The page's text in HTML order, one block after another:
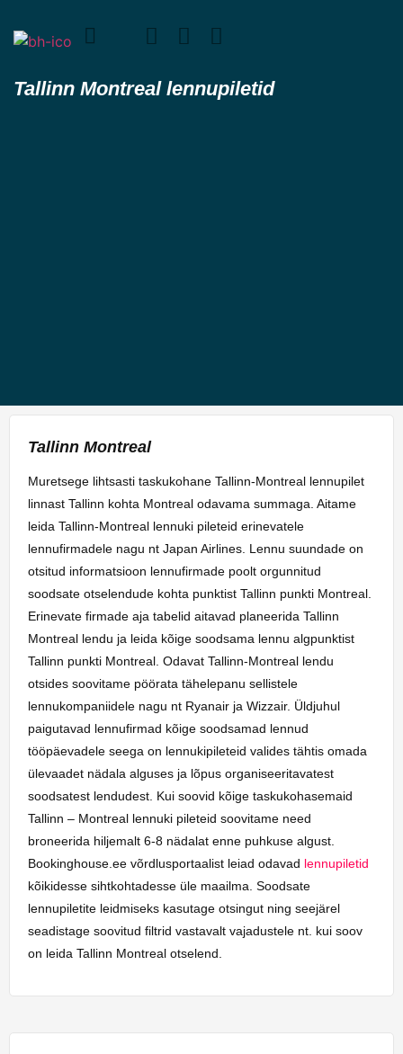
Tallinn Montreal lennupiletid
Tallinn Montreal
Muretsege lihtsasti taskukohane Tallinn-Montreal lennupilet
linnast Tallinn kohta Montreal odavama summaga. Aitame
leida Tallinn-Montreal lennuki pileteid erinevatele
lennufirmadele nagu nt Japan Airlines. Lennu suundade on
otsitud informatsioon lennufirmade poolt orgunnitud
soodsate otselendude kohta punktist Tallinn punkti Montreal.
Erinevate firmade aja tabelid aitavad planeerida Tallinn
Montreal lendu ja leida kõige soodsama lennu algpunktist
Tallinn punkti Montreal. Odavat Tallinn-Montreal lendu
otsides soovitame pöörata tähelepanu sellistele
lennukompaniidele nagu nt Ryanair ja Wizzair. Üldjuhul
paigutavad lennufirmad kõige soodsamad lennud
tööpäevadele seega on lennukipileteid valides tähtis omada
ülevaadet nädala alguses ja lõpus organiseeritavatest
soodsatest lendudest. Kui soovid kõige taskukohasemaid
Tallinn – Montreal lennuki pileteid soovitame need
broneerida hiljemalt 6-8 nädalat enne puhkuse algust.
Bookinghouse.ee võrdlusportaalist leiad odavad lennupiletid
kõikidesse sihtkohtadesse üle maailma. Soodsate
lennupiletite leidmiseks kasutage otsingut ning seejärel
seadistage soovitud filtrid vastavalt vajadustele nt. kui soov
on leida Tallinn Montreal otselend.